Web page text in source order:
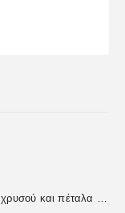
Σετ κλιπ μαλλιών με φύλλα χρυσού και πέταλα λουλουδιών